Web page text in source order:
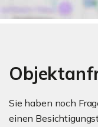
Sie haben noch
einen